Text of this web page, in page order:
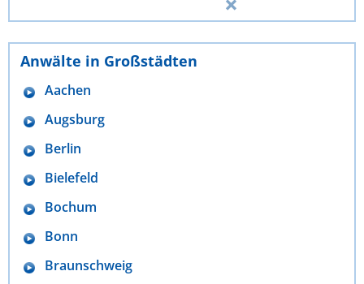
Anwälte in Großstädten
Aachen
Augsburg
Berlin
Bielefeld
Bochum
Bonn
Braunschweig